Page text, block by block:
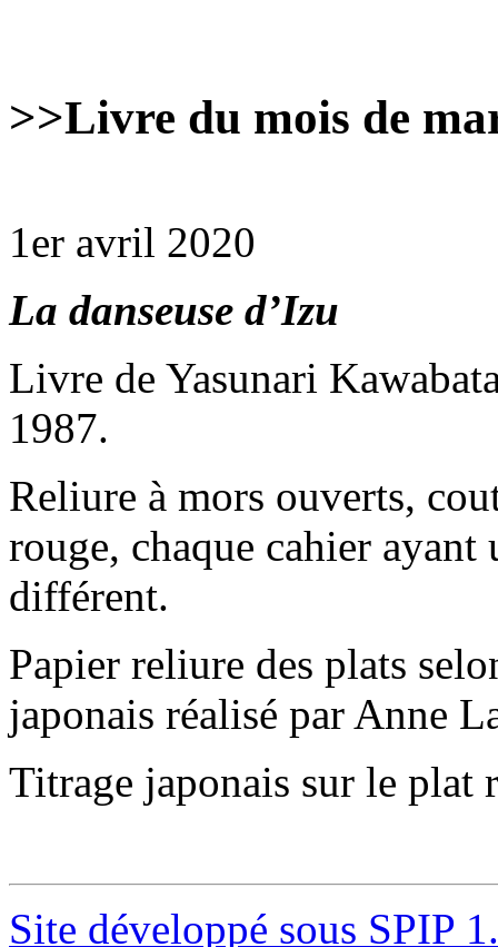
>>Livre du mois de
1er avril 2020
La danseuse d’Izu
Livre de Yasunari
1987.
Reliure à mors ouverts,
rouge, chaque cahier
différent.
Papier reliure des plats
japonais réalisé par Anne
Titrage japonais sur le plat
Site développé sous SPIP